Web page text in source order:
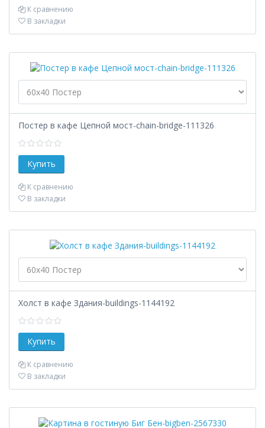
К сравнению
В закладки
Постер в кафе Цепной мост-chain-bridge-111326
К сравнению
В закладки
Холст в кафе Здания-buildings-1144192
К сравнению
В закладки